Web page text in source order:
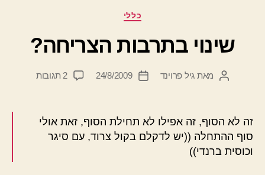
קטגוריותכללי
שינוי בתרבות הצריחה?
המחבר
מאת גיל פרוינד
תאריך24/8/2009 2 תגובות
על
הצריחה?
זה לא הסוף, זה אפילו לא תחילת הסוף, זאת אולי
סוף ההתחלה ((יש לדקלם בקול צרוד, עם סיגר
וכוסית ברנדי))